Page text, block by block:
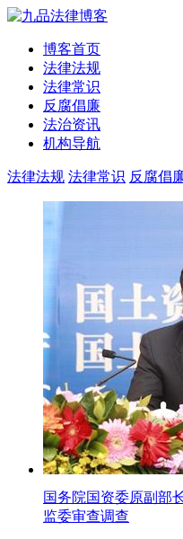
博客首页
法律法规
法律常识
反腐倡廉
法治资讯
机构导航
法律法规 法律常识 反腐倡
国务院国资委原副部
监委审查调查